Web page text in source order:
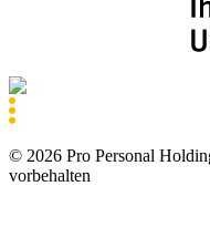
© 2026 Pro Personal
vorbehalten